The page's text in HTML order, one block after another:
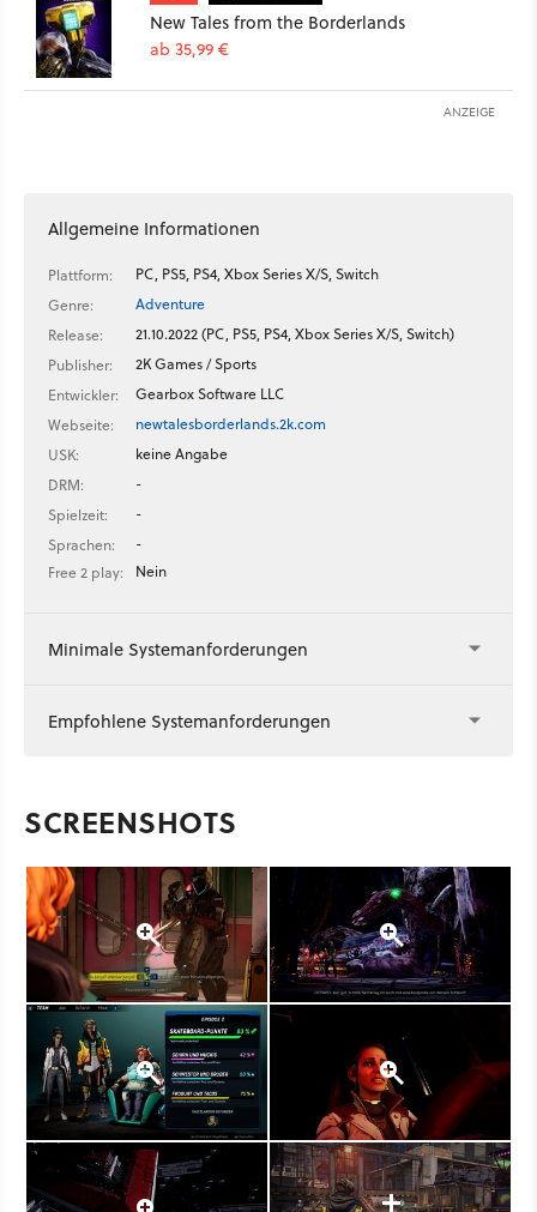
New Tales from the Borderlands
ab 35,99 €
ANZEIGE
Allgemeine Informationen
Plattform:
PC, PS5, PS4, Xbox Series X/S, Switch
Genre:
Adventure
Release:
21.10.2022 (PC, PS5, PS4, Xbox Series X/S, Switch)
Publisher:
2K Games / Sports
Entwickler:
Gearbox Software LLC
Webseite:
newtalesborderlands.2k.com
USK:
keine Angabe
DRM:
-
Spielzeit:
-
Sprachen:
-
Free 2 play:
Nein
Minimale Systemanforderungen
Empfohlene Systemanforderungen
SCREENSHOTS